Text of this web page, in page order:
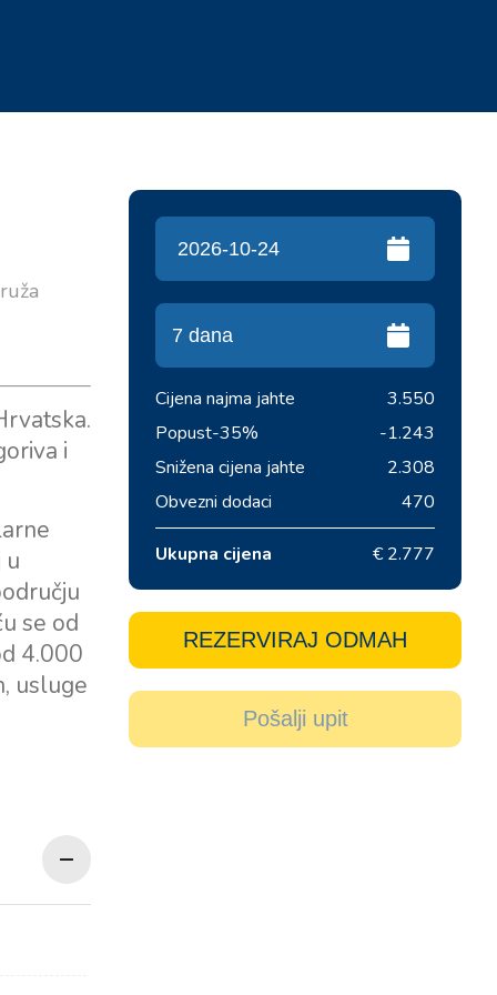
i
u
se od
4.000
usluge
Cijena najma jahte
3.550
Popust-35%
-1.243
Snižena cijena jahte
2.308
Obvezni dodaci
470
Ukupna cijena € 2.777
REZERVIRAJ ODMAH
Pošalji upit